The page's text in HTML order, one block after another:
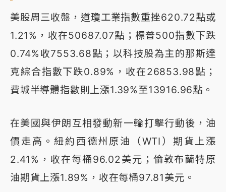
美股周三收盤，道瓊工業指數重挫620.72點或
1.21%，收在50687.07點；標普500指數下跌
0.74%收7553.68點；以科技股為主的那斯達
克綜合指數下跌0.89%，收在26853.98點；
費城半導體指數則上漲1.39%至13916.96點。
在美國與伊朗互相發動新一輪打擊行動後，油
價走高。紐約西德州原油（WTI）期貨上漲
2.41%，收在每桶96.02美元；倫敦布蘭特原
油期貨上漲1.89%，收在每桶97.81美元。